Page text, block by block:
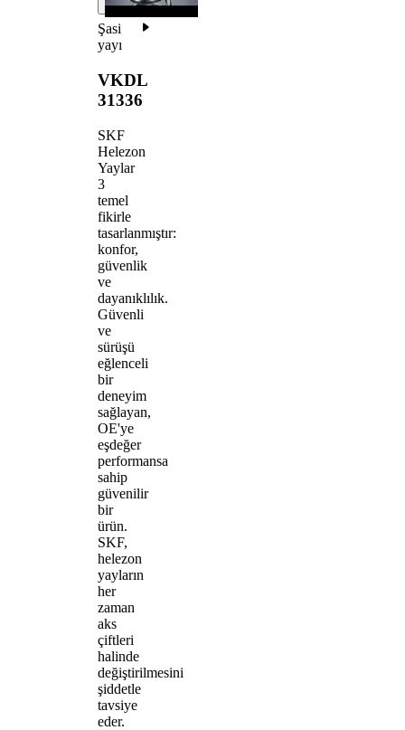
Şasi
yayı
VKDL
31336
SKF
Helezon
Yaylar
3
temel
fikirle
tasarlanmıştır:
konfor,
güvenlik
ve
dayanıklılık.
Güvenli
ve
sürüşü
eğlenceli
bir
deneyim
sağlayan,
OE'ye
eşdeğer
performansa
sahip
güvenilir
bir
ürün.
SKF,
helezon
yayların
her
zaman
aks
çiftleri
halinde
değiştirilmesini
şiddetle
tavsiye
eder.